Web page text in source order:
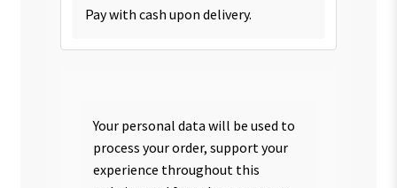
Pay with cash upon delivery.
Your personal data will be used to
process your order, support your
experience throughout this